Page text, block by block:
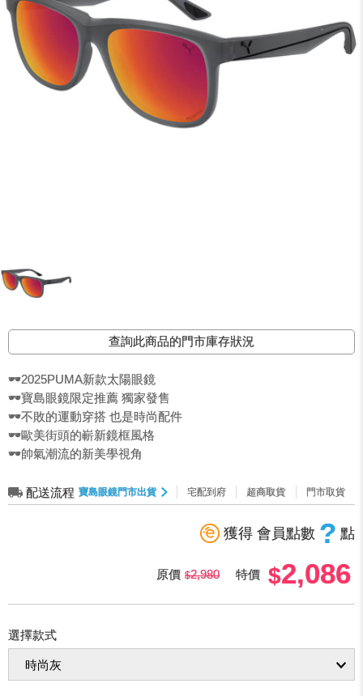
查詢此商品的門市庫存狀況
🕶️2025PUMA新款太陽眼鏡
🕶️寶島眼鏡限定推薦 獨家發售
🕶️不敗的運動穿搭 也是時尚配件
🕶️歐美街頭的嶄新鏡框風格
🕶️帥氣潮流的新美學視角
配送流程 寶島眼鏡門市出貨 宅配到府 超商取貨 門市取貨
獲得 會員點數 ? 點
原價 2,980 特價 2,086
選擇款式